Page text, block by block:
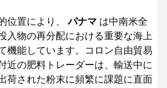
位置により、パナマ は中南米全
入物の再分配における重要な海上
機能しています。コロン自由貿易
近の肥料トレーダーは、輸送中に
荷された粉末に頻繁に課題に直面